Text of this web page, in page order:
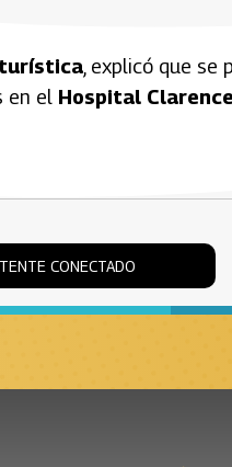
turística , explicó que se
en el Hospital
CONECTADO